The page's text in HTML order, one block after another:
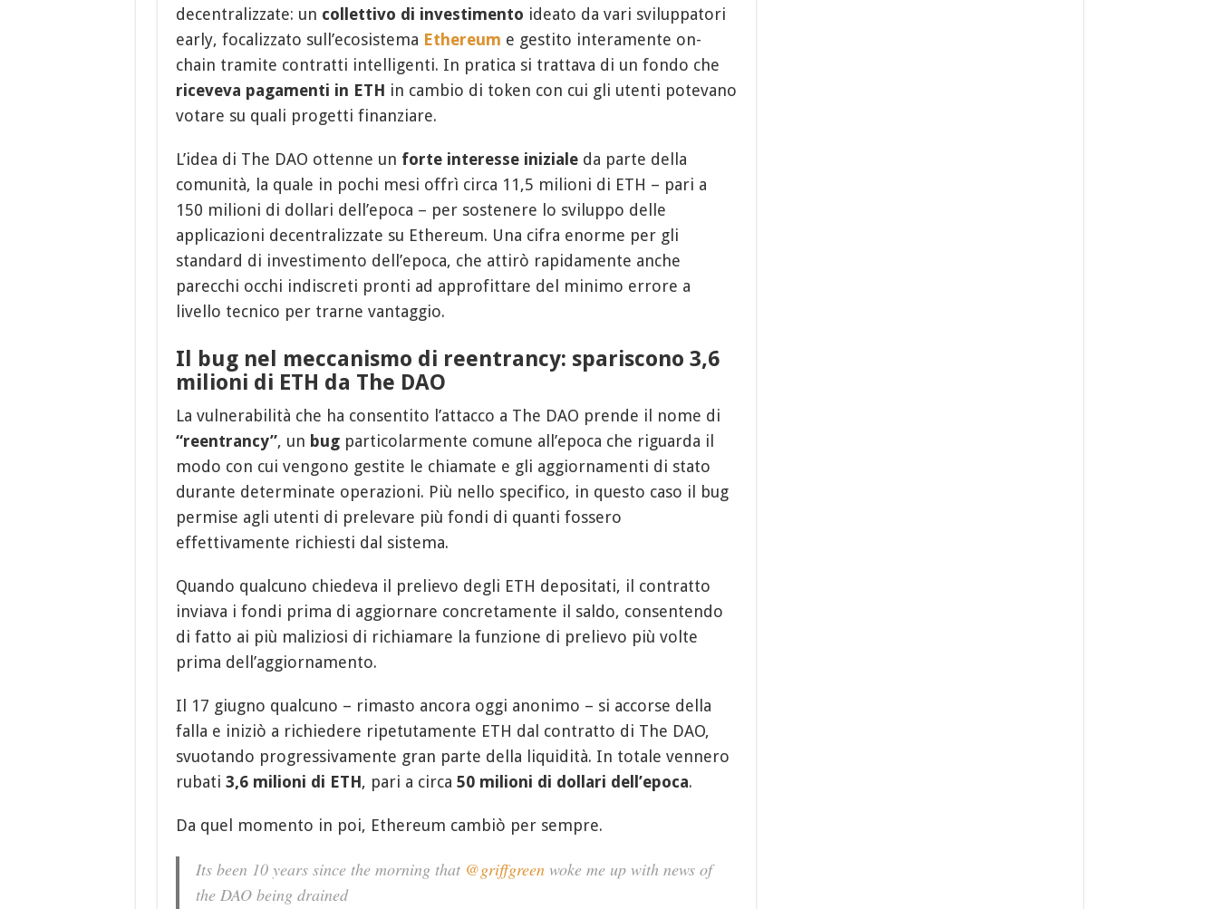
decentralizzate: un collettivo di investimento ideato da vari sviluppatori
early, focalizzato sull’ecosistema Ethereum e gestito interamente on-
chain tramite contratti intelligenti. In pratica si trattava di un fondo che
riceveva pagamenti in ETH in cambio di token con cui gli utenti potevano
votare su quali progetti finanziare.
L’idea di The DAO ottenne un forte interesse iniziale da parte della
comunità, la quale in pochi mesi offrì circa 11,5 milioni di ETH – pari a
150 milioni di dollari dell’epoca – per sostenere lo sviluppo delle
applicazioni decentralizzate su Ethereum. Una cifra enorme per gli
standard di investimento dell’epoca, che attirò rapidamente anche
parecchi occhi indiscreti pronti ad approfittare del minimo errore a
livello tecnico per trarne vantaggio.
Il bug nel meccanismo di reentrancy: spariscono 3,6
milioni di ETH da The DAO
La vulnerabilità che ha consentito l’attacco a The DAO prende il nome di
“reentrancy”, un bugparticolarmente comune all’epoca che riguarda il
modo con cui vengono gestite le chiamate e gli aggiornamenti di stato
durante determinate operazioni. Più nello specifico, in questo caso il bug
permise agli utenti di prelevare più fondi di quanti fossero
effettivamente richiesti dal sistema.
Quando qualcuno chiedeva il prelievo degli ETH depositati, il contratto
inviava i fondi prima di aggiornare concretamente il saldo, consentendo
di fatto ai più maliziosi di richiamare la funzione di prelievo più volte
prima dell’aggiornamento.
Il 17 giugno qualcuno – rimasto ancora oggi anonimo – si accorse della
falla e iniziò a richiedere ripetutamente ETH dal contratto di The DAO,
svuotando progressivamente gran parte della liquidità. In totale vennero
rubati 3,6 milioni di ETH, pari a circa 50 milioni di dollari dell’epoca.
Da quel momento in poi, Ethereum cambiò per sempre.
Its been 10 years since the morning that @griffgreenwoke me up with news of
the DAO being drained